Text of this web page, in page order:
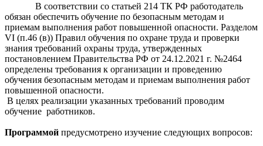
В соответствии со статьей 214 ТК РФ работодатель
обязан обеспечить обучение по безопасным методам и
приемам выполнения работ повышенной опасности. Разделом
VI (п.46 (в)) Правил обучения по охране труда и проверки
знания требований охраны труда, утвержденных
постановлением Правительства РФ от 24.12.2021 г. №2464
определены требования к организации и проведению
обучения безопасным методам и приемам выполнения работ
повышенной опасности.
В целях реализации указанных требований проводим
обучение работников.
Программой предусмотрено изучение следующих вопросов: